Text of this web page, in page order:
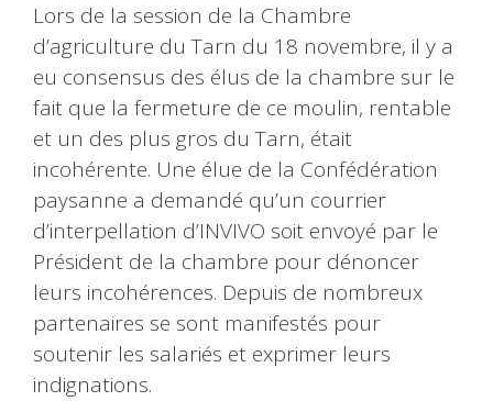
Lors de la session de la Chambre
d’agriculture du Tarn du 18 novembre, il y a
eu consensus des élus de la chambre sur le
fait que la fermeture de ce moulin, rentable
et un des plus gros du Tarn, était
incohérente. Une élue de la Confédération
paysanne a demandé qu’un courrier
d’interpellation d’INVIVO soit envoyé par le
Président de la chambre pour dénoncer
leurs incohérences. Depuis de nombreux
partenaires se sont manifestés pour
soutenir les salariés et exprimer leurs
indignations.